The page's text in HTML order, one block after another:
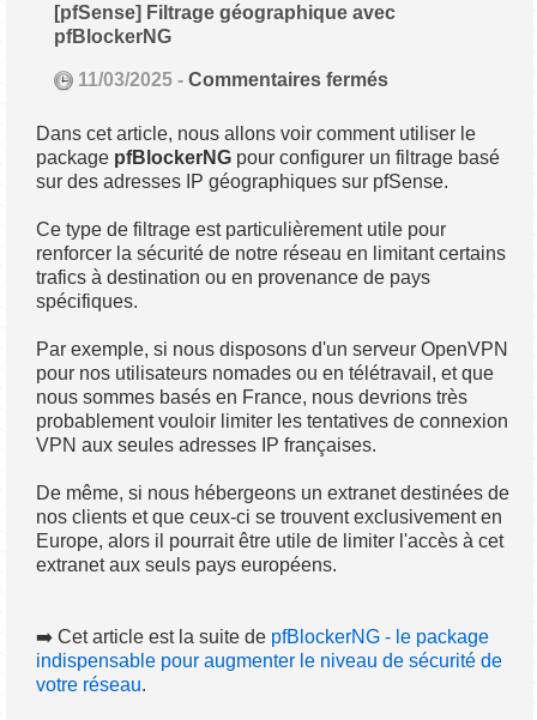
[pfSense] Filtrage géographique avec
pfBlockerNG
11/03/2025 -Commentaires fermés
Dans cet article, nous allons voir comment utiliser le
package pfBlockerNG pour configurer un filtrage basé
sur des adresses IP géographiques sur pfSense.
Ce type de filtrage est particulièrement utile pour
renforcer la sécurité de notre réseau en limitant certains
trafics à destination ou en provenance de pays
spécifiques.
Par exemple, si nous disposons d'un serveur OpenVPN
pour nos utilisateurs nomades ou en télétravail, et que
nous sommes basés en France, nous devrions très
probablement vouloir limiter les tentatives de connexion
VPN aux seules adresses IP françaises.
De même, si nous hébergeons un extranet destinées de
nos clients et que ceux-ci se trouvent exclusivement en
Europe, alors il pourrait être utile de limiter l'accès à cet
extranet aux seuls pays européens.
➡️ Cet article est la suite de pfBlockerNG - le package
indispensable pour augmenter le niveau de sécurité de
votre réseau.